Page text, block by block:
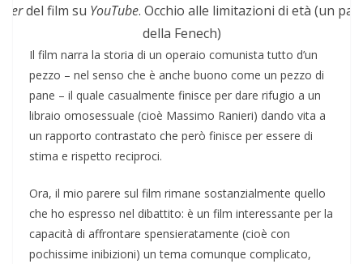
del film su YouTube. Occhio alle limitazioni di età (un
della Fenech)
Il film narra la storia di un operaio comunista tutto d’un
pezzo – nel senso che è anche buono come un pezzo di
pane – il quale casualmente finisce per dare rifugio a un
libraio omosessuale (cioè Massimo Ranieri) dando vita a
un rapporto contrastato che però finisce per essere di
stima e rispetto reciproci.
Ora, il mio parere sul film rimane sostanzialmente quello
che ho espresso nel dibattito: è un film interessante per la
capacità di affrontare spensieratamente (cioè con
pochissime inibizioni) un tema comunque complicato,